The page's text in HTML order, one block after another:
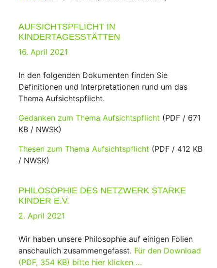
AUFSICHTSPFLICHT IN
KINDERTAGESSTÄTTEN
Posted
16. April 2021
In den folgenden Dokumenten finden Sie
Definitionen und Interpretationen rund um das
Thema Aufsichtspflicht.
Gedanken zum Thema Aufsichtspflicht (PDF / 671
KB / NWSK)
Thesen zum Thema Aufsichtspflicht (PDF / 412 KB
/ NWSK)
PHILOSOPHIE DES NETZWERK STARKE
KINDER E.V.
Posted
2. April 2021
Wir haben unsere Philosophie auf einigen Folien
anschaulich zusammengefasst. Für den Download
(PDF, 354 KB) bitte hier klicken …